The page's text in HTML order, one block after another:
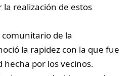
realización de estos
comunitario de la
la rapidez con la que fue
hecha por los vecinos.